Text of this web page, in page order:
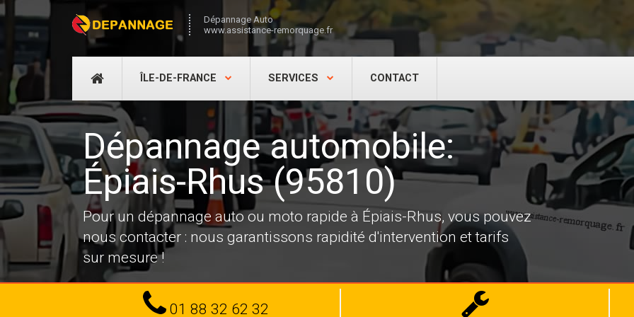
Dépannage Auto
www.assistance-remorquage.fr
DÉPANNAGE
ÎLE-DE-FRANCE SERVICES CONTACT
Dépannage automobile:
Épiais-Rhus (95810)
Pour un dépannage auto ou moto rapide à Épiais-Rhus, vous pouvez
nous contacter : nous garantissons rapidité d'intervention et tarifs
sur mesure !
Tel
01 88 32 62 32
Dépannage